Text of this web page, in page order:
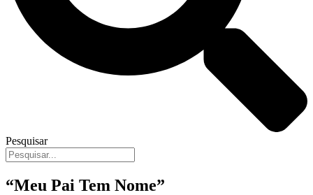
Pesquisar
“Meu Pai Tem Nome”